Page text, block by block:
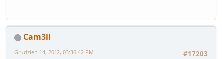
Cam3ll
#17203
Grudzień 14, 2012, 03:36:42 PM